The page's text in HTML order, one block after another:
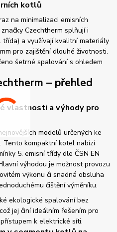
kotlů
na minimalizaci emisních
Czechtherm splňují i
a využívají kvalitní materiály
pro zajištění dlouhé životnosti.
šetrné spalování s ohledem
– přehled
vlastnosti a výhody pro
modelů určených ke
Tento kompaktní kotel nabízí
5. emisní třídy dle ČSN EN
výhodou je možnost provozu
výkonu či snadná obsluha
čištění výměníku.
ekologické spalování bez
jej činí ideálním řešením pro
k elektrické síti.